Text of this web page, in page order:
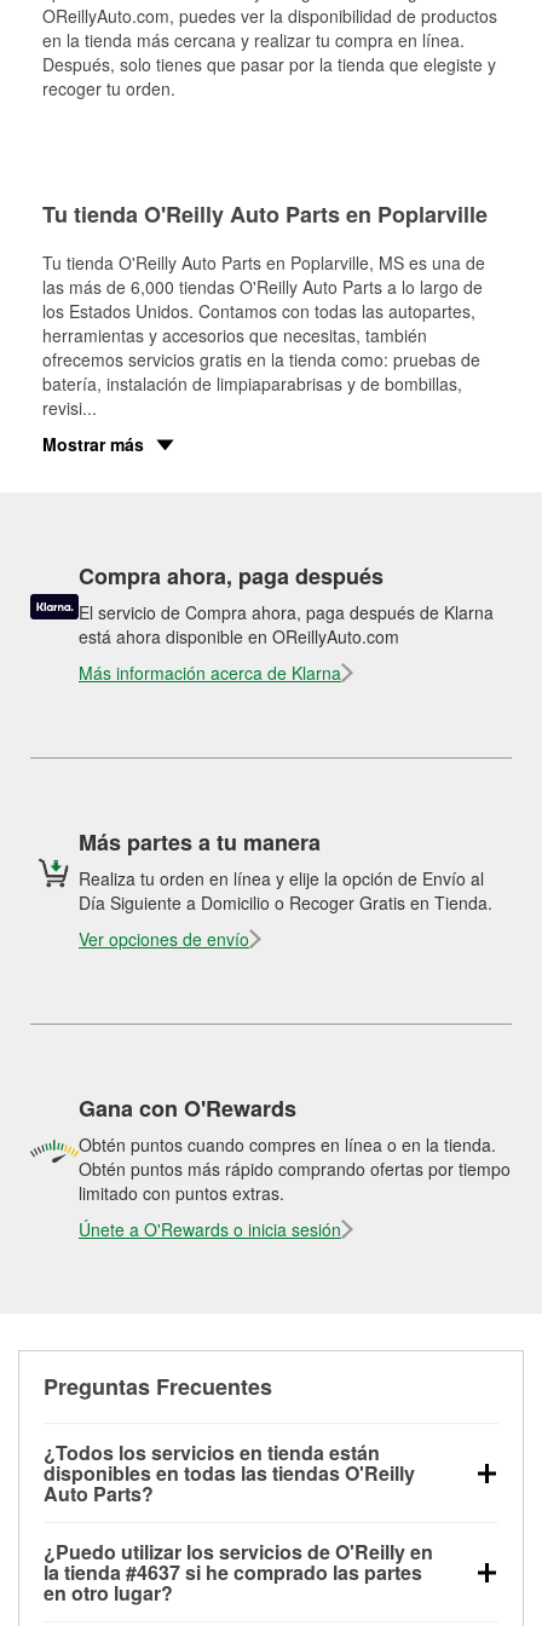
OReillyAuto.com, puedes ver la disponibilidad de productos
en la tienda más cercana y realizar tu compra en línea.
Después, solo tienes que pasar por la tienda que elegiste y
recoger tu orden.
Tu tienda O'Reilly Auto Parts en Poplarville
Tu tienda O'Reilly Auto Parts en Poplarville, MS es una de
las más de 6,000 tiendas O'Reilly Auto Parts a lo largo de
los Estados Unidos. Contamos con todas las autopartes,
herramientas y accesorios que necesitas, también
ofrecemos servicios gratis en la tienda como: pruebas de
batería, instalación de limpiaparabrisas y de bombillas,
revisi...
Mostrar más
Compra ahora, paga después
El servicio de Compra ahora, paga después de Klarna
está ahora disponible en OReillyAuto.com
Más información acerca de Klarna
Más partes a tu manera
Realiza tu orden en línea y elije la opción de Envío al
Día Siguiente a Domicilio o Recoger Gratis en Tienda.
Ver opciones de envío
Gana con O'Rewards
Obtén puntos cuando compres en línea o en la tienda.
Obtén puntos más rápido comprando ofertas por tiempo
limitado con puntos extras.
Únete a O'Rewards o inicia sesión
Preguntas Frecuentes
¿Todos los servicios en tienda están
disponibles en todas las tiendas O'Reilly
Auto Parts?
las pruebas de batería, pruebas de alternador y
motor de arranque, revisión de la luz “Check Engine”
con O'Reilly VeriScan® e instalación de
¿Puedo utilizar los servicios de O'Reilly en
la tienda #4637 si he comprado las partes
en otro lugar?